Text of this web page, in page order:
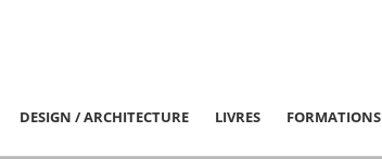
DESIGN / ARCHITECTURE LIVRES FORMATIONS